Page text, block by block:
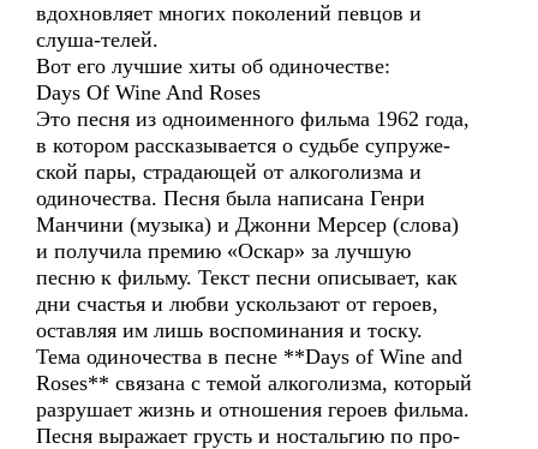
вдохновляет многих поколений певцов и
слуша-телей.
Вот его лучшие хиты об одиночестве:
Days Of Wine And Roses
Это песня из одноименного фильма 1962 года,
в котором рассказывается о судьбе супруже-
ской пары, страдающей от алкоголизма и
одиночества. Песня была написана Генри
Манчини (музыка) и Джонни Мерсер (слова)
и получила премию «Оскар» за лучшую
песню к фильму. Текст песни описывает, как
дни счастья и любви ускользают от героев,
оставляя им лишь воспоминания и тоску.
Тема одиночества в песне **Days of Wine and
Roses** связана с темой алкоголизма, который
разрушает жизнь и отношения героев фильма.
Песня выражает грусть и ностальгию по про-